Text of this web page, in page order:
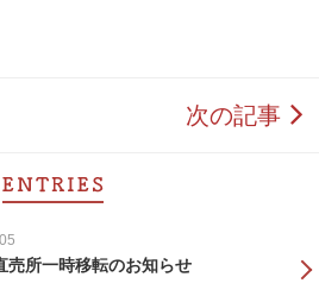
次の記事
売所一時移転のお知らせ